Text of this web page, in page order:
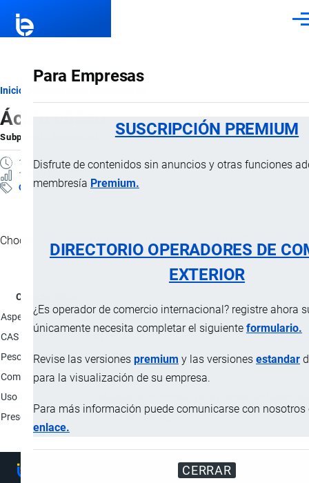
Para Empresas
SUSCRIPCIÓN PREMIUM
Disfrute de contenidos sin anuncios y otras funciones
membresía Premium.
DIRECTORIO OPERADORES DE
EXTERIOR
¿Es operador de comercio internacional? registre ahora
únicamente necesita completar el siguiente formulario.
Revise las versiones premium y las versiones estandar
para la visualización de su empresa.
Para más información puede comunicarse con nosotros
enlace.
CERRAR
Ruta
de
navegación
Inicio
Ácido cólico
Subpartida Arancelaria porImportaciones …, 25 Enero, 2025
1 MINUTO
1 VISTAS
Clasificación Arancelaria
Chocolic Acid, 3,7,12-Trihydroxycholanic acid (UPS).
Característica
Aspecto
Polvo cristalino blanco.
CAS
Peso molecular
405.58
Composición químicaC24H4OO5 (material puro)
Uso
Presentación
Frasco de 200 mg.